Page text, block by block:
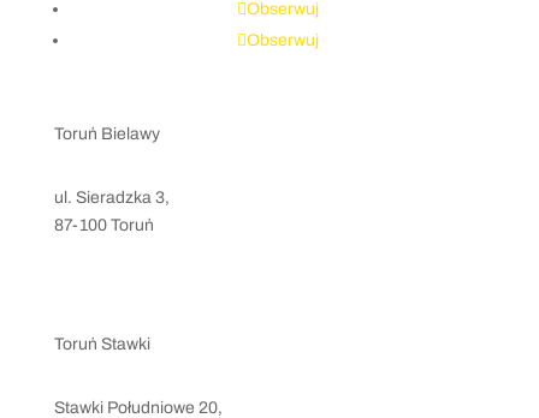
Obserwuj
Obserwuj
Toruń Bielawy
ul. Sieradzka 3,
87-100 Toruń
Toruń Stawki
Stawki Południowe 20,